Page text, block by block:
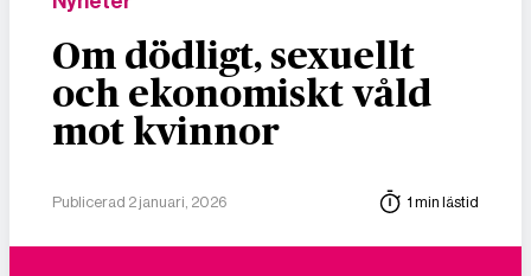
Om dödligt, sexuellt
och ekonomiskt våld
mot kvinnor
Publicerad 2 januari, 2026 1 min lästid